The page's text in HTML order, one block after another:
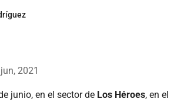
2021
junio, en el sector de Los Héroes, en el